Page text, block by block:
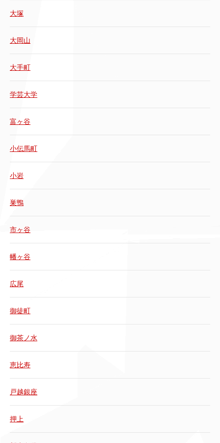
大塚
大岡山
大手町
学芸大学
富ヶ谷
小伝馬町
小岩
巣鴨
市ヶ谷
幡ヶ谷
広尾
御徒町
御茶ノ水
恵比寿
戸越銀座
押上